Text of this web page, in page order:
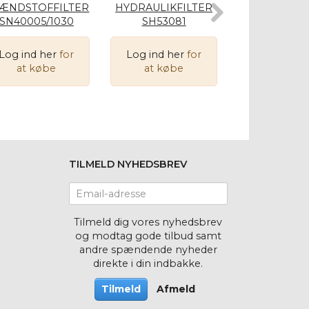
1030
ind her for
at købe
HYDRAULIKFILTER
SH53081
Log ind her for
at købe
TILMELD NYHEDSBREV
adresse
Tilmeld dig vores nyhedsbrev
og modtag gode tilbud samt
andre spændende nyheder
direkte i din indbakke.
Tilmeld Afmeld